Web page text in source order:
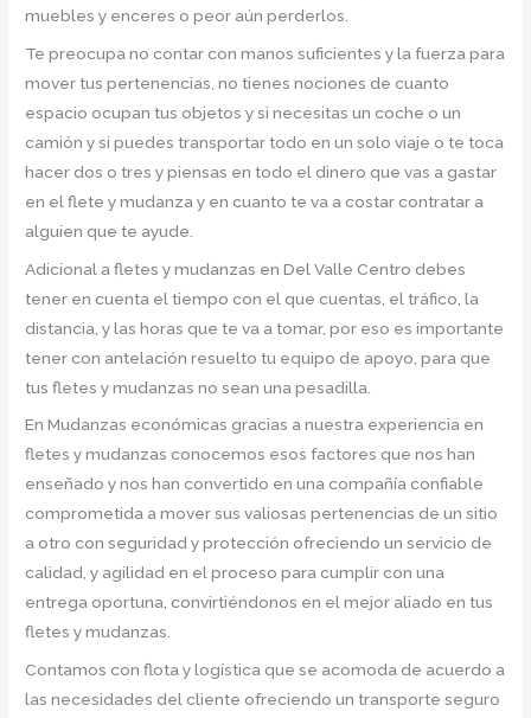
muebles y enceres o peor aún perderlos.
Te preocupa no contar con manos suficientes y la fuerza para
mover tus pertenencias, no tienes nociones de cuanto
espacio ocupan tus objetos y si necesitas un coche o un
camión y si puedes transportar todo en un solo viaje o te toca
hacer dos o tres y piensas en todo el dinero que vas a gastar
en el flete y mudanza y en cuanto te va a costar contratar a
alguien que te ayude.
Adicional a fletes y mudanzas en Del Valle Centro debes
tener en cuenta el tiempo con el que cuentas, el tráfico, la
distancia, y las horas que te va a tomar, por eso es importante
tener con antelación resuelto tu equipo de apoyo, para que
tus fletes y mudanzas no sean una pesadilla.
En Mudanzas económicas gracias a nuestra experiencia en
fletes y mudanzas conocemos esos factores que nos han
enseñado y nos han convertido en una compañía confiable
comprometida a mover sus valiosas pertenencias de un sitio
a otro con seguridad y protección ofreciendo un servicio de
calidad, y agilidad en el proceso para cumplir con una
entrega oportuna, convirtiéndonos en el mejor aliado en tus
fletes y mudanzas.
Contamos con flota y logística que se acomoda de acuerdo a
las necesidades del cliente ofreciendo un transporte seguro